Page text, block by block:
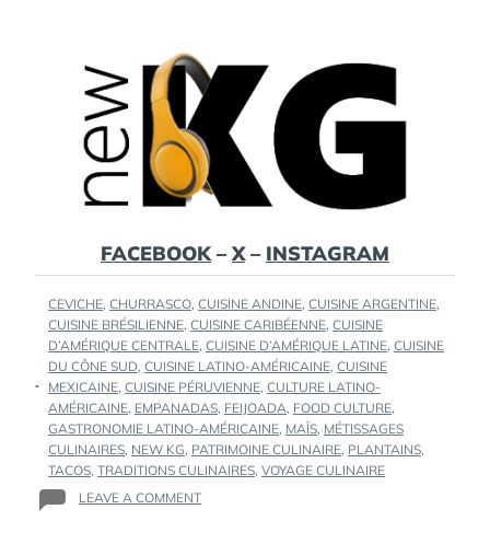
FACEBOOK–X– INSTAGRAM
TAGS
:
CEVICHE,CHURRASCO,CUISINE ANDINE,CUISINE ARGENTINE,
CUISINE BRÉSILIENNE,CUISINE CARIBÉENNE,CUISINE
D’AMÉRIQUE CENTRALE,CUISINE D’AMÉRIQUE LATINE,CUISINE
DU CÔNE SUD,CUISINE LATINO-AMÉRICAINE,CUISINE
MEXICAINE,CUISINE PÉRUVIENNE,CULTURE LATINO-
AMÉRICAINE, EMPANADAS, FEIJOADA, FOOD CULTURE,
GASTRONOMIE LATINO-AMÉRICAINE, MAÏS, MÉTISSAGES
CULINAIRES, NEW KG, PATRIMOINE CULINAIRE, PLANTAINS,
TACOS,TRADITIONS CULINAIRES,VOYAGE CULINAIRE
LEAVE A COMMENTON